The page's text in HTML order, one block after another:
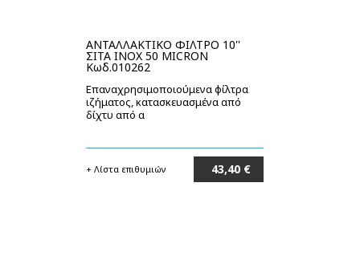
ΑΝΤΑΛΛΑΚΤΙΚΟ ΦΙΛΤΡΟ 10''
ΣΙΤΑ INOX 50 MICRON
Κωδ.010262
Επαναχρησιμοποιούμενα φίλτρα
ιζήματος, κατασκευασμένα από
δίχτυ από α
+ Λίστα επιθυμιών 43,40 €